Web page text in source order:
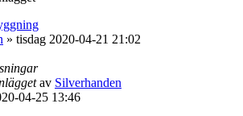
» tisdag 2020-04-21 21:02
av Silverhanden
04-25 13:46